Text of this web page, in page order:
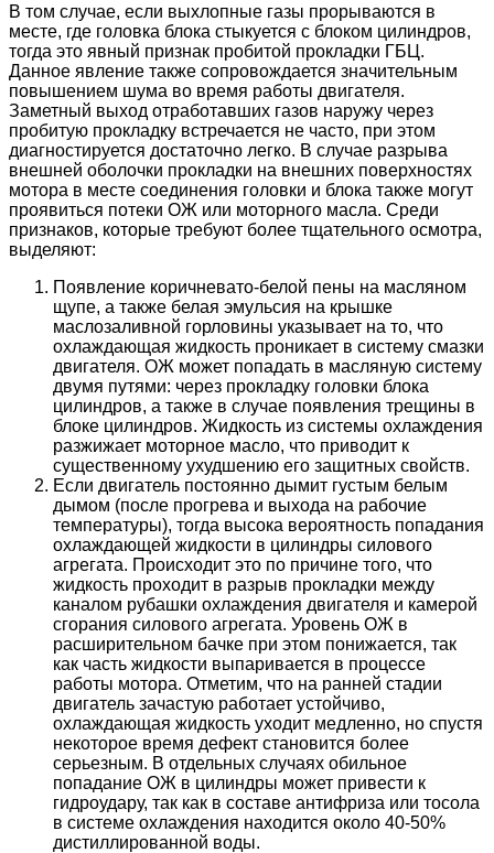
В том случае, если выхлопные газы прорываются в
месте, где головка блока стыкуется с блоком цилиндров,
тогда это явный признак пробитой прокладки ГБЦ.
Данное явление также сопровождается значительным
повышением шума во время работы двигателя.
Заметный выход отработавших газов наружу через
пробитую прокладку встречается не часто, при этом
диагностируется достаточно легко. В случае разрыва
внешней оболочки прокладки на внешних поверхностях
мотора в месте соединения головки и блока также могут
проявиться потеки ОЖ или моторного масла. Среди
признаков, которые требуют более тщательного осмотра,
выделяют:
Появление коричневато-белой пены на масляном
щупе, а также белая эмульсия на крышке
маслозаливной горловины указывает на то, что
охлаждающая жидкость проникает в систему смазки
двигателя. ОЖ может попадать в масляную систему
двумя путями: через прокладку головки блока
цилиндров, а также в случае появления трещины в
блоке цилиндров. Жидкость из системы охлаждения
разжижает моторное масло, что приводит к
существенному ухудшению его защитных свойств.
Если двигатель постоянно дымит густым белым
дымом (после прогрева и выхода на рабочие
температуры), тогда высока вероятность попадания
охлаждающей жидкости в цилиндры силового
агрегата. Происходит это по причине того, что
жидкость проходит в разрыв прокладки между
каналом рубашки охлаждения двигателя и камерой
сгорания силового агрегата. Уровень ОЖ в
расширительном бачке при этом понижается, так
как часть жидкости выпаривается в процессе
работы мотора. Отметим, что на ранней стадии
двигатель зачастую работает устойчиво,
охлаждающая жидкость уходит медленно, но спустя
некоторое время дефект становится более
серьезным. В отдельных случаях обильное
попадание ОЖ в цилиндры может привести к
гидроудару, так как в составе антифриза или тосола
в системе охлаждения находится около 40-50%
дистиллированной воды.